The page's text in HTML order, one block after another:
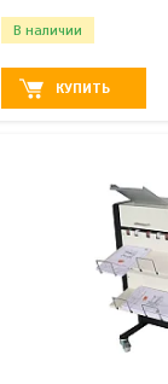
В наличии
КУПИТЬ